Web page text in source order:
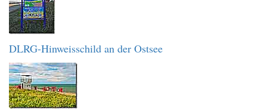
DLRG-Hinweisschild an der Ostsee